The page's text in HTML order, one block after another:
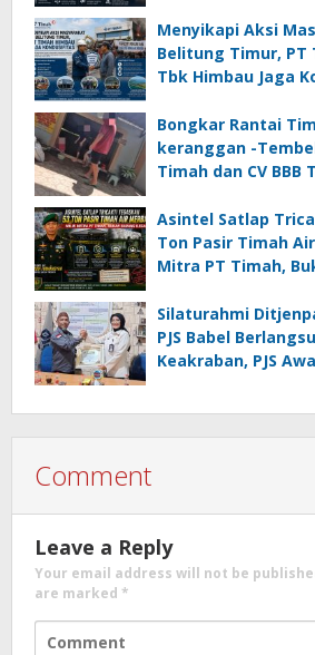
Menyikapi Aksi
Belitung Timur, PT
Tbk Himbau Jaga
Bongkar Rantai
keranggan -
Timah dan CV BBB
Asintel Satlap
Ton Pasir Timah
Mitra PT Timah,
Silaturahmi
PJS Babel Berlangsung Penuh
Keakraban, PJS
Comment
Leave a Reply
Your email address will not be
are marked *